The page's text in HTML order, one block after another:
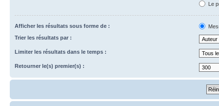
Le
Afficher les résultats sous forme de :
Trier les résultats par :
Limiter les résultats dans le temps :
Retourner le(s) premier(s) :